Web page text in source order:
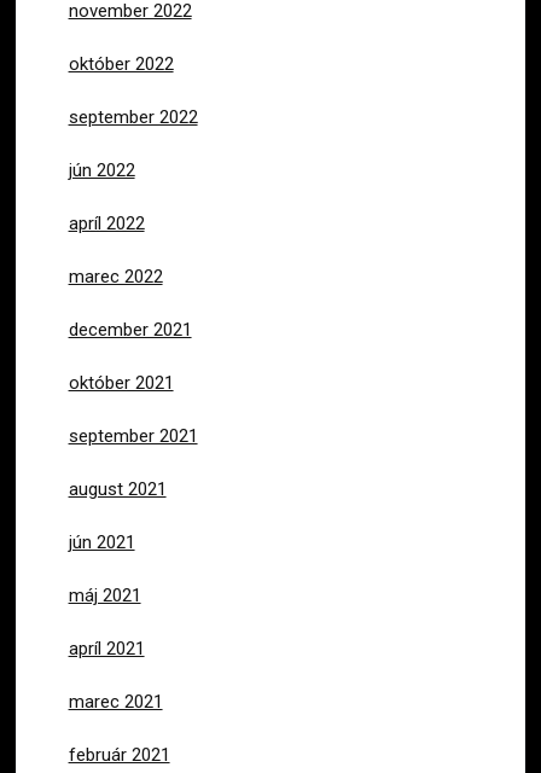
november 2022
október 2022
september 2022
jún 2022
apríl 2022
marec 2022
december 2021
október 2021
september 2021
august 2021
jún 2021
máj 2021
apríl 2021
marec 2021
február 2021